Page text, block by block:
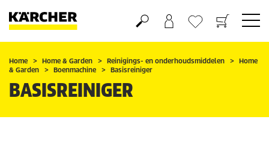
Boodschappenmandje
Verlanglijstje
Home Home & Garden Reinigings- en onderhoudsmiddelen
Home
& Garden
Boenmachine Basisreiniger
BASISREINIGER